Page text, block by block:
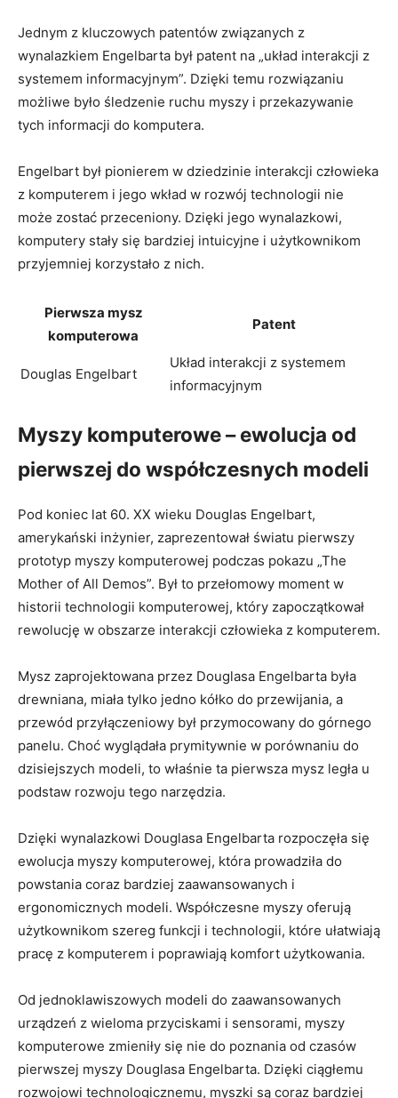
Jednym z ⁣kluczowych ⁢patentów związanych z⁣
wynalazkiem Engelbarta był patent na „układ interakcji z
systemem informacyjnym”. Dzięki temu ‌rozwiązaniu
możliwe było śledzenie ruchu myszy i przekazywanie
tych informacji do komputera.
Engelbart był ⁢pionierem w dziedzinie interakcji człowieka
z ⁣komputerem ⁣i jego wkład w rozwój technologii ​nie
może zostać przeceniony. Dzięki jego wynalazkowi,⁣
komputery stały się bardziej intuicyjne i użytkownikom
przyjemniej korzystało z nich.
Pierwsza mysz
komputerowa
Patent
Douglas Engelbart
Układ interakcji ‌z systemem
⁢informacyjnym
Myszy komputerowe – ‌ewolucja⁢ od‍
pierwszej do ⁤współczesnych ⁢modeli
Pod ‌koniec‍ lat 60. XX ‌wieku Douglas Engelbart,
amerykański inżynier, zaprezentował światu pierwszy
prototyp myszy komputerowej podczas pokazu „The
Mother of All Demos”. Był to przełomowy moment w
⁢historii technologii komputerowej, ‍który ‍zapoczątkował⁢
rewolucję ​w obszarze interakcji człowieka‍ z⁢ komputerem.
Mysz zaprojektowana przez Douglasa Engelbarta​ była
drewniana, ‌miała tylko ⁣jedno kółko‌ do przewijania, a
przewód przyłączeniowy był przymocowany do górnego​
panelu. Choć wyglądała prymitywnie w‍ porównaniu⁤ do
dzisiejszych modeli,​ to właśnie ta ⁢pierwsza mysz legła ​u
podstaw rozwoju‌ tego narzędzia.
Dzięki wynalazkowi Douglasa Engelbarta rozpoczęła się
ewolucja⁢ myszy ⁤komputerowej, która prowadziła do
⁤powstania coraz bardziej zaawansowanych i​
ergonomicznych⁢ modeli. ⁢Współczesne myszy oferują
użytkownikom szereg funkcji ‌i technologii, które ułatwiają
⁣pracę z komputerem i poprawiają ​komfort użytkowania.
Od jednoklawiszowych ⁤modeli ‌do zaawansowanych
urządzeń z wieloma przyciskami i sensorami,⁤ myszy
komputerowe zmieniły się nie do poznania od czasów
pierwszej myszy‍ Douglasa Engelbarta. Dzięki ciągłemu⁢
rozwojowi technologicznemu, myszki są coraz bardziej⁤